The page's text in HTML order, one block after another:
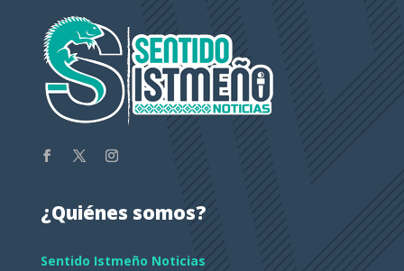
¿Quiénes somos?
Sentido Istmeño Noticias